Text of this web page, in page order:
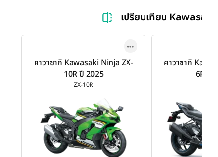
เปรียบเทียบ
คาวาซากิ Kawasaki Ninja ZX-
10R ปี 2025
ZX-10R
คาวาซากิ
6R ปี